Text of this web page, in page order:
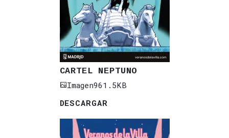
CARTEL NEPTUNO
Imagen961.5KB
DESCARGAR